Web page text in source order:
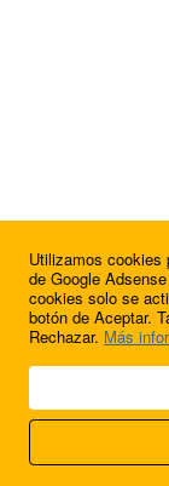
© 2009 - 2026
FútbolBalear
Utilizamos cookies
de Google
cookies solo se
botón de Aceptar.
Rechazar. Más